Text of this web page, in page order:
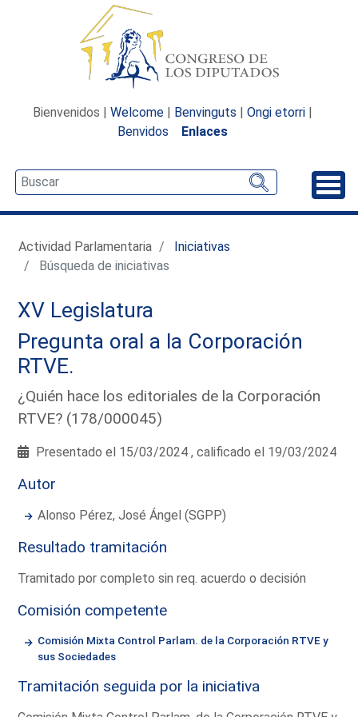
Bienvenidos | Welcome | Benvinguts | Ongi etorri |
Benvidos
Enlaces
Actividad Parlamentaria
Iniciativas
Búsqueda de iniciativas
XV Legislatura
Pregunta oral a la Corporación
RTVE.
¿Quién hace los editoriales de la Corporación
RTVE? (178/000045)
Presentado el 15/03/2024 , calificado el 19/03/2024
Autor
Alonso Pérez, José Ángel (SGPP)
Resultado tramitación
Tramitado por completo sin req. acuerdo o decisión
Comisión competente
Comisión Mixta Control Parlam. de la Corporación RTVE y
sus Sociedades
Tramitación seguida por la iniciativa